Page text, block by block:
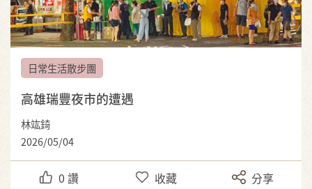
日常生活散步團
高雄瑞豐夜市的遭遇
林竑錡
2026/05/04
0 讚 收藏 分享